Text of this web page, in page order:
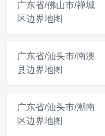
广东省/佛山市/禅城
区边界地图
广东省/汕头市/南澳
县边界地图
广东省/汕头市/潮南
区边界地图